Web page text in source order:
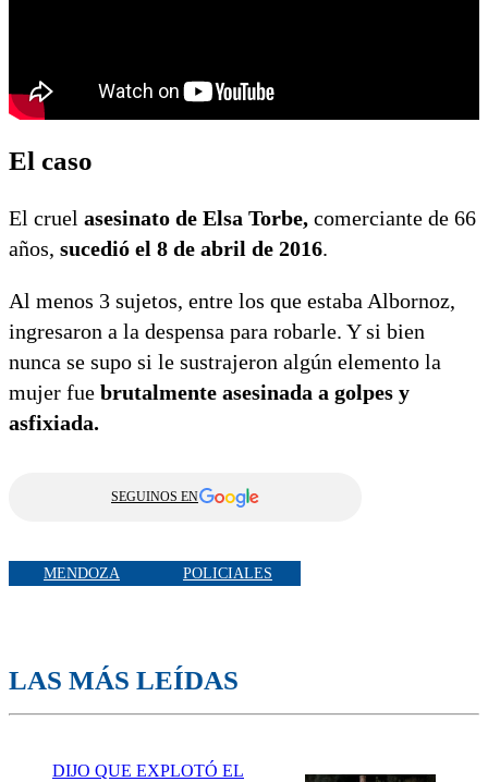
El caso
El cruel asesinato de Elsa Torbe, comerciante de 66
años, sucedió el 8 de abril de 2016.
Al menos 3 sujetos, entre los que estaba Albornoz,
ingresaron a la despensa para robarle. Y si bien
nunca se supo si le sustrajeron algún elemento la
mujer fue brutalmente asesinada a golpes y
asfixiada.
SEGUINOS EN
MENDOZA POLICIALES
LAS MÁS LEÍDAS
DIJO QUE EXPLOTÓ EL